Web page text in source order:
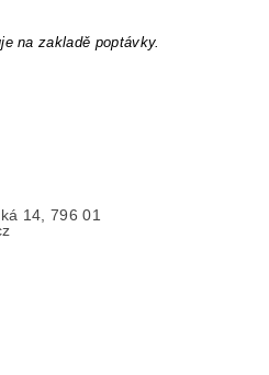
na zakladě poptávky.
14, 796 01